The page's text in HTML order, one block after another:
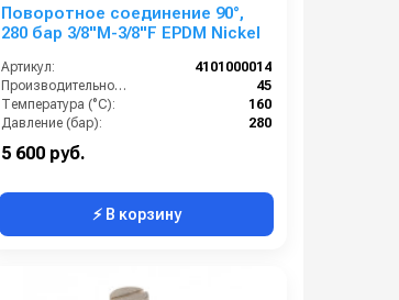
Поворотное соединение 90°,
280 бар 3/8"M-3/8"F EPDM Nickel
Артикул:
4101000014
Производительность (л/мин):
45
Температура (°C):
160
Давление (бар):
280
5 600 руб.
⚡ В корзину